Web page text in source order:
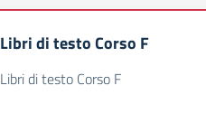
Libri di testo Corso F
Libri di testo Corso F